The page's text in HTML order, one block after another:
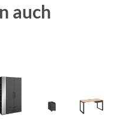
auch